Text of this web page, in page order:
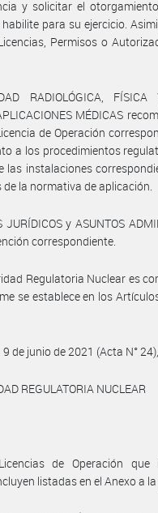
y solicitar el
para su ejercicio.
Permisos o
RADIOLÓGICA,
MÉDICAS
de Operación
a los procedimientos
las instalaciones
la normativa de aplicación.
y ASUNTOS
correspondiente.
Regulatoria Nuclear es
se establece en los
de junio de 2021 (Acta N° 24),
REGULATORIA NUCLEAR
de Operación
listadas en el Anexo a